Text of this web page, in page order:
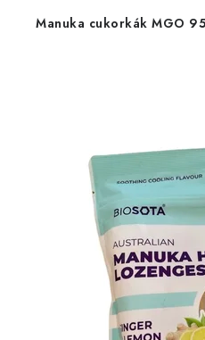
Manuka cukorkák MGO